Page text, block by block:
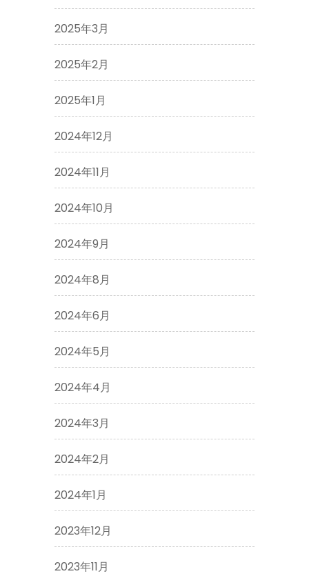
2025年3月
2025年2月
2025年1月
2024年12月
2024年11月
2024年10月
2024年9月
2024年8月
2024年6月
2024年5月
2024年4月
2024年3月
2024年2月
2024年1月
2023年12月
2023年11月